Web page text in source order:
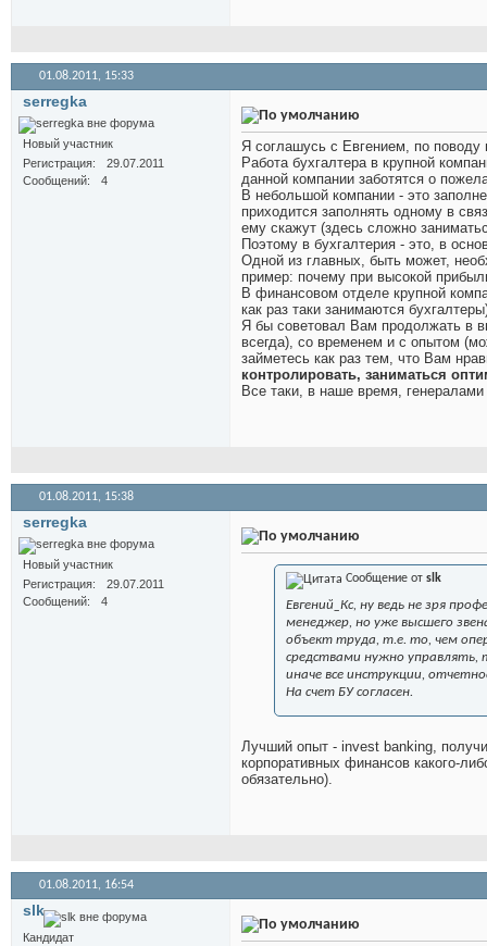
01.08.2011, 15:33
serregka
Новый участник
Регистрация
29.07.2011
Сообщений
4
Я соглашусь с Евгением, по поводу
Работа бухгалтера в крупной
данной компании заботятся о
В небольшой компании - это
приходится заполнять одному в
ему скажут (здесь сложно
Поэтому в бухгалтерия - это, в
Одной из главных, быть может,
пример: почему при высокой
В финансовом отделе крупной
как раз таки занимаются
Я бы советовал Вам продолжать в
всегда), со временем и с опытом
займетесь как раз тем, что Вам
контролировать, заниматься
Все таки, в наше время,
01.08.2011, 15:38
serregka
Новый участник
Регистрация
29.07.2011
Сообщений
4
Сообщение от slk
Евгений_Кс, ну ведь не зря
менеджер, но уже высшего
объект труда, т.е. то, чем
средствами нужно управлять,
иначе все инструкции,
На счет БУ согласен.
Лучший опыт - invest banking,
корпоративных финансов какого-
обязательно).
01.08.2011, 16:54
slk
Кандидат